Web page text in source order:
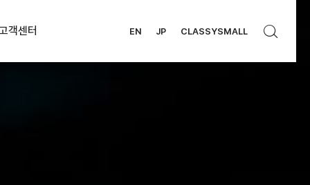
객센터 EN JP CLASSYSMALL